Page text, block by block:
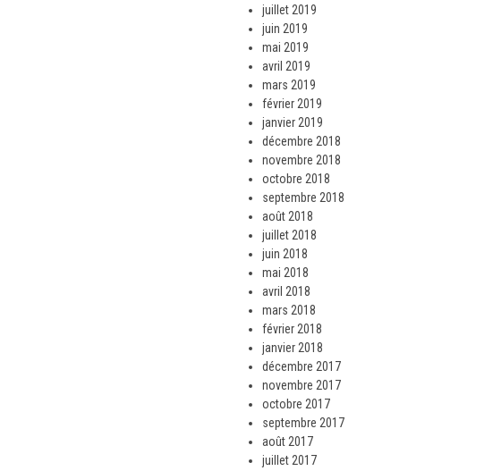
juillet 2019
juin 2019
mai 2019
avril 2019
mars 2019
février 2019
janvier 2019
décembre 2018
novembre 2018
octobre 2018
septembre 2018
août 2018
juillet 2018
juin 2018
mai 2018
avril 2018
mars 2018
février 2018
janvier 2018
décembre 2017
novembre 2017
octobre 2017
septembre 2017
août 2017
juillet 2017